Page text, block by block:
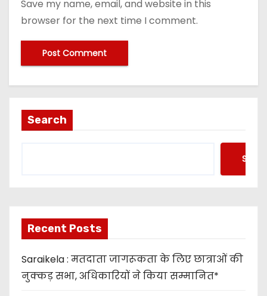
Save my name, email, and website in this
browser for the next time I comment.
Search
Recent Posts
Saraikela : मतदाता जागरूकता के लिए छात्राओं की
नुक्कड़ सभा, अधिकारियों ने किया सम्मानित*